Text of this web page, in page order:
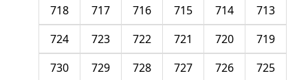
713
714
715
716
717
718
719
720
721
722
723
724
725
726
727
728
729
730